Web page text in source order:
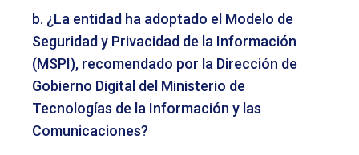
b. ¿La entidad ha adoptado el Modelo de
Seguridad y Privacidad de la Información
(MSPI), recomendado por la Dirección de
Gobierno Digital del Ministerio de
Tecnologías de la Información y las
Comunicaciones?